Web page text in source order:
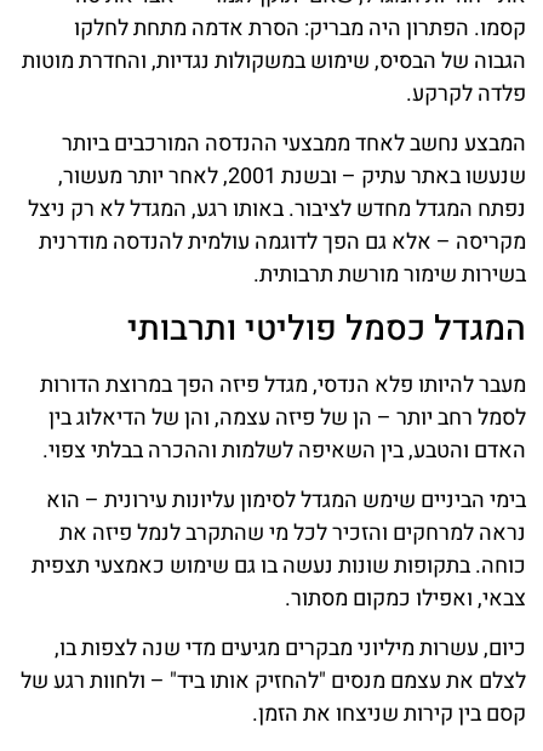
קסמו. הפתרון היה מבריק: הסרת אדמה מתחת לחלקו
הגבוה של הבסיס, שימוש במשקולות נגדיות, והחדרת מוטות
פלדה לקרקע.
המבצע נחשב לאחד ממבצעי ההנדסה המורכבים ביותר
שנעשו באתר עתיק – ובשנת 2001, לאחר יותר מעשור,
נפתח המגדל מחדש לציבור. באותו רגע, המגדל לא רק ניצל
מקריסה – אלא גם הפך לדוגמה עולמית להנדסה מודרנית
בשירות שימור מורשת תרבותית.
המגדל כסמל פוליטי ותרבותי
מעבר להיותו פלא הנדסי, מגדל פיזה הפך במרוצת הדורות
לסמל רחב יותר – הן של פיזה עצמה, והן של הדיאלוג בין
האדם והטבע, בין השאיפה לשלמות וההכרה בבלתי צפוי.
בימי הביניים שימש המגדל לסימון עליונות עירונית – הוא
נראה למרחקים והזכיר לכל מי שהתקרב לנמל פיזה את
כוחה. בתקופות שונות נעשה בו גם שימוש כאמצעי תצפית
צבאי, ואפילו כמקום מסתור.
כיום, עשרות מיליוני מבקרים מגיעים מדי שנה לצפות בו,
לצלם את עצמם מנסים "להחזיק אותו ביד" – ולחוות רגע של
קסם בין קירות שניצחו את הזמן.